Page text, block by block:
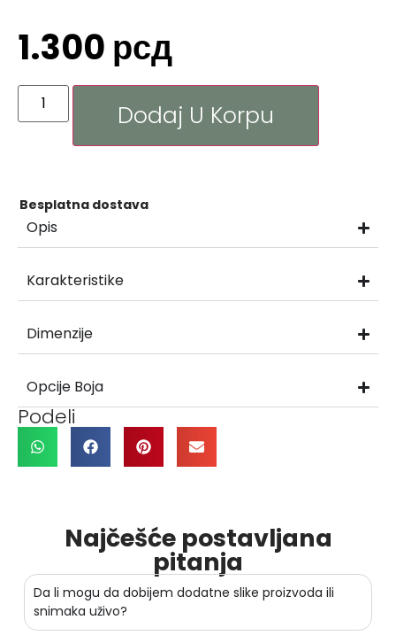
1.300 рсд
Dodaj U Korpu
Besplatna dostava
Opis
Karakteristike
Dimenzije
Opcije Boja
Podeli
Najčešće postavljana
pitanja
Da li mogu da dobijem dodatne slike proizvoda ili
snimaka uživo?